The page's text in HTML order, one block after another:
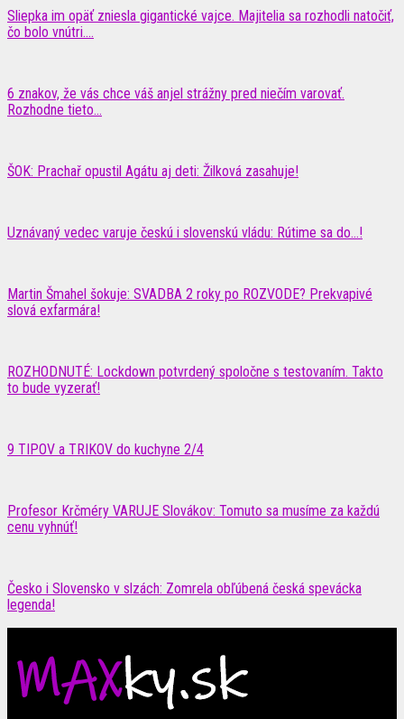
Sliepka im opäť zniesla gigantické vajce. Majitelia sa rozhodli natočiť,
čo bolo vnútri....
6 znakov, že vás chce váš anjel strážny pred niečím varovať.
Rozhodne tieto...
ŠOK: Prachař opustil Agátu aj deti: Žilková zasahuje!
Uznávaný vedec varuje českú i slovenskú vládu: Rútime sa do…!
Martin Šmahel šokuje: SVADBA 2 roky po ROZVODE? Prekvapivé
slová exfarmára!
ROZHODNUTÉ: Lockdown potvrdený spoločne s testovaním. Takto
to bude vyzerať!
9 TIPOV a TRIKOV do kuchyne 2/4
Profesor Krčméry VARUJE Slovákov: Tomuto sa musíme za každú
cenu vyhnúť!
Česko i Slovensko v slzách: Zomrela obľúbená česká spevácka
legenda!